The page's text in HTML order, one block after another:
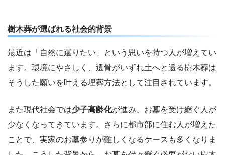
樹木葬が選ばれる社会的背景
最近は「自然に還りたい」という思いを持つ人が増えてい
ます。環境にやさしく、遺骨がいずれ土へと還る樹木葬は
そうした願いを叶える埋葬方法として注目されています。
また現代社会では少子高齢化が進み、お墓を受け継ぐ人が
少なくなってきています。さらに都市部に住む人が増えた
ことで、実家のお墓参りが難しくなるケースも多くなりま